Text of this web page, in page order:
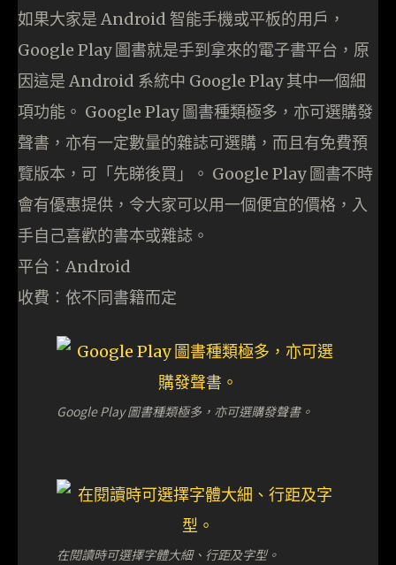
如果大家是 Android 智能手機或平板的用戶，
Google Play 圖書就是手到拿來的電子書平台，原
因這是 Android 系統中 Google Play 其中一個細
項功能。 Google Play 圖書種類極多，亦可選購發
聲書，亦有一定數量的雜誌可選購，而且有免費預
覽版本，可「先睇後買」。 Google Play 圖書不時
會有優惠提供，令大家可以用一個便宜的價格，入
手自己喜歡的書本或雜誌。
平台：Android
收費：依不同書籍而定
Google Play 圖書種類極多，亦可選購發聲書。
在閱讀時可選擇字體大細、行距及字型。